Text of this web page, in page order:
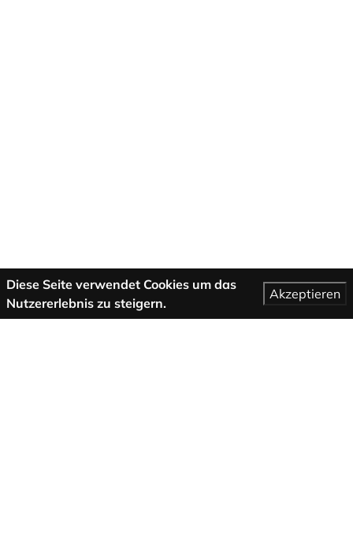
Diese Seite verwendet Cookies um das
Nutzererlebnis zu steigern.
Akzeptieren